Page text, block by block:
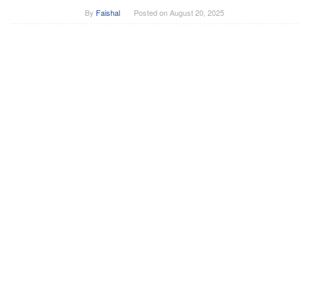
By Faishal Posted onAugust 20, 2025